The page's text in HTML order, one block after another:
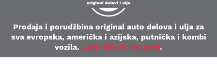
Prodaja i porudžbina original auto delova i ulja za
sva evropska, američka i azijska, putnička i kombi
vozila. Auto delovi Beograd.